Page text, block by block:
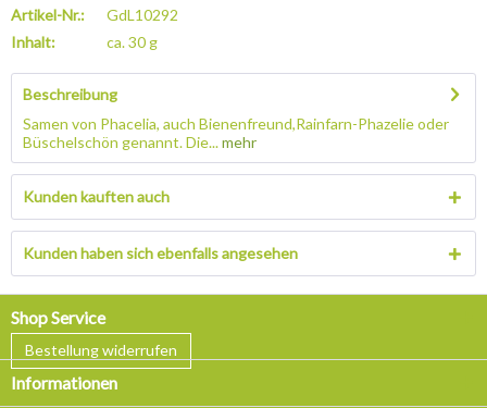
Artikel-Nr.:
GdL10292
Inhalt:
ca. 30 g
Beschreibung
Samen von Phacelia, auch Bienenfreund,Rainfarn-Phazelie oder
Büschelschön genannt. Die...mehr
Kunden kauften auch
Kunden haben sich ebenfalls angesehen
Shop Service
Bestellung widerrufen
Informationen